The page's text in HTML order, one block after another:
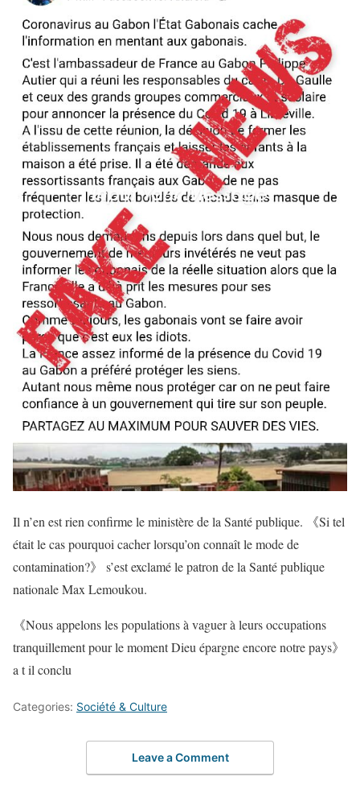
Il n’en est rien confirme le ministère de la Santé publique. 《Si tel
était le cas pourquoi cacher lorsqu’on connaît le mode de
contamination?》 s’est exclamé le patron de la Santé publique
nationale Max Lemoukou.
《Nous appelons les populations à vaguer à leurs occupations
tranquillement pour le moment Dieu épargne encore notre pays》
a t il conclu
Categories: Société & Culture
Leave a Comment